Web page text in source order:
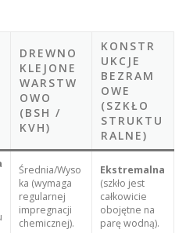
DREWNO
KLEJONE
WARSTW
OWO
(BSH /
KVH)
KONSTR
UKCJE
BEZRAM
OWE
(SZKŁO
STRUKTU
RALNE)
Średnia/Wyso
ka (wymaga
regularnej
impregnacji
chemicznej).
Ekstremalna
(szkło jest
całkowicie
obojętne na
parę wodną).